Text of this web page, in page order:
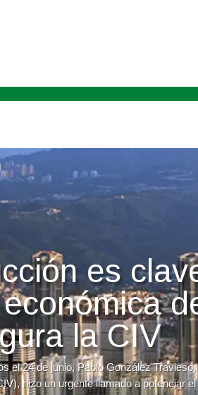
es
la CIV
el 24 de junio, Pablo González
hizo un urgente llamado a potenciar